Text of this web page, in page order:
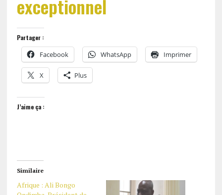
exceptionnel
Partager :
Facebook WhatsApp Imprimer
X Plus
J’aime ça :
Similaire
Afrique : Ali Bongo